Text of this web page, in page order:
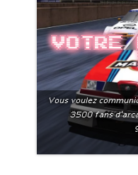
Votre
Vous voulez
3500 fans